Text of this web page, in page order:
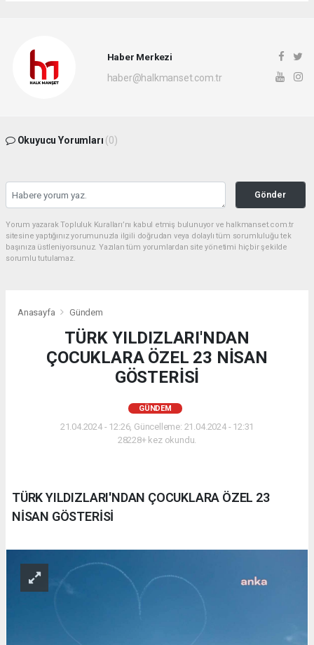
Haber Merkezi
haber@halkmanset.com.tr
Okuyucu Yorumları (0)
Gönder
Yorum yazarak Topluluk Kuralları’nı kabul etmiş bulunuyor ve halkmanset.com.tr
sitesine yaptığınız yorumunuzla ilgili doğrudan veya dolaylı tüm sorumluluğu tek
başınıza üstleniyorsunuz. Yazılan tüm yorumlardan site yönetimi hiçbir şekilde
sorumlu tutulamaz.
Anasayfa Gündem
TÜRK YILDIZLARI'NDAN
ÇOCUKLARA ÖZEL 23 NİSAN
GÖSTERİSİ
GÜNDEM
21.04.2024 - 12:26, Güncelleme: 21.04.2024 - 12:31
28228+ kez okundu.
TÜRK YILDIZLARI'NDAN ÇOCUKLARA ÖZEL 23
NİSAN GÖSTERİSİ